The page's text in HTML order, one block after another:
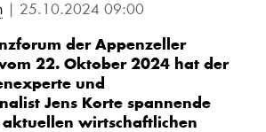
| 25.10.2024 09:00
der Appenzeller
22. Oktober 2024 hat der
und
Jens Korte spannende
aktuellen wirtschaftlichen